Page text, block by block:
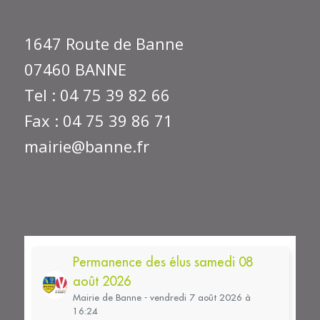
1647 Route de Banne
07460 BANNE
Tel : 04 75 39 82 66
Fax : 04 75 39 86 71
mairie@banne.fr